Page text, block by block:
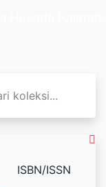
ISBN/ISSN